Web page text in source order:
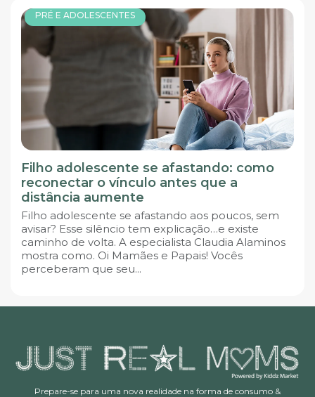
PRÉ E ADOLESCENTES
Filho adolescente se afastando: como
reconectar o vínculo antes que a
distância aumente
Filho adolescente se afastando aos poucos, sem
avisar? Esse silêncio tem explicação…e existe
caminho de volta. A especialista Claudia Alaminos
mostra como. Oi Mamães e Papais! Vocês
perceberam que seu...
Prepare-se para uma nova realidade na forma de consumo &